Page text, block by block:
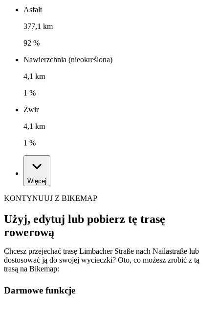
Asfalt
377,1 km
92 %
Nawierzchnia (nieokreślona)
4,1 km
1 %
Żwir
4,1 km
1 %
Więcej
KONTYNUUJ Z BIKEMAP
Użyj, edytuj lub pobierz tę trasę
rowerową
Chcesz przejechać trasę Limbacher Straße nach Nailastraße lub
dostosować ją do swojej wycieczki? Oto, co możesz zrobić z tą
trasą na Bikemap:
Darmowe funkcje